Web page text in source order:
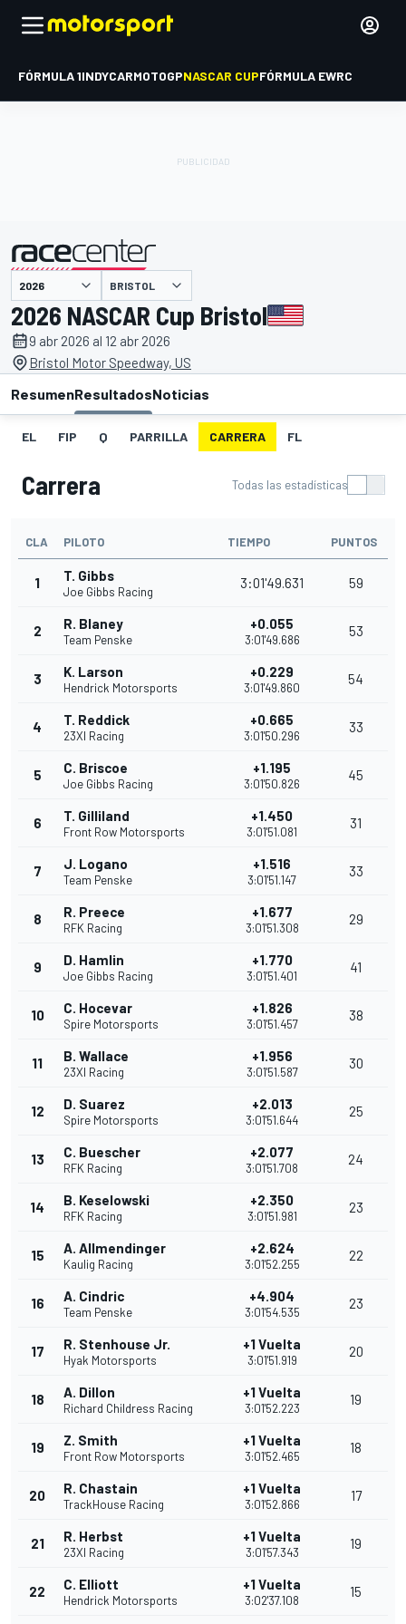
FÓRMULA 1INDYCARMOTOGPNASCAR CUPFÓRMULA EWRC
presentado por BRISTOL
2026 NASCAR Cup Bristol
9 abr 2026 al 12 abr 2026
Bristol Motor Speedway, US
ResumenResultadosNoticias
EL FIP Q PARRILLA CARRERA FL
Carrera Todas las estadísticas
CLA PILOTO TIEMPO PUNTOS
1 T. Gibbs
Joe Gibbs Racing
3:01'49.631 59
2 R. Blaney
Team Penske
+0.055
3:01'49.686
53
3 K. Larson
Hendrick Motorsports
+0.229
3:01'49.860
54
4 T. Reddick
23XI Racing
+0.665
3:01'50.296
33
5 C. Briscoe
Joe Gibbs Racing
+1.195
3:01'50.826
45
6 T. Gilliland
Front Row Motorsports
+1.450
3:01'51.081
31
7 J. Logano
Team Penske
+1.516
3:01'51.147
33
8 R. Preece
RFK Racing
+1.677
3:01'51.308
29
9 D. Hamlin
Joe Gibbs Racing
+1.770
3:01'51.401
41
10 C. Hocevar
Spire Motorsports
+1.826
3:01'51.457
38
11 B. Wallace
23XI Racing
+1.956
3:01'51.587
30
12 D. Suarez
Spire Motorsports
+2.013
3:01'51.644
25
13 C. Buescher
RFK Racing
+2.077
3:01'51.708
24
14 B. Keselowski
RFK Racing
+2.350
3:01'51.981
23
15 A. Allmendinger
Kaulig Racing
+2.624
3:01'52.255
22
16 A. Cindric
Team Penske
+4.904
3:01'54.535
23
17 R. Stenhouse Jr.
Hyak Motorsports
+1 Vuelta
3:01'51.919
20
18 A. Dillon
Richard Childress Racing
+1 Vuelta
3:01'52.223
19
19 Z. Smith
Front Row Motorsports
+1 Vuelta
3:01'52.465
18
20 R. Chastain
TrackHouse Racing
+1 Vuelta
3:01'52.866
17
21 R. Herbst
23XI Racing
+1 Vuelta
3:01'57.343
19
22 C. Elliott
Hendrick Motorsports
+1 Vuelta
3:02'37.108
15